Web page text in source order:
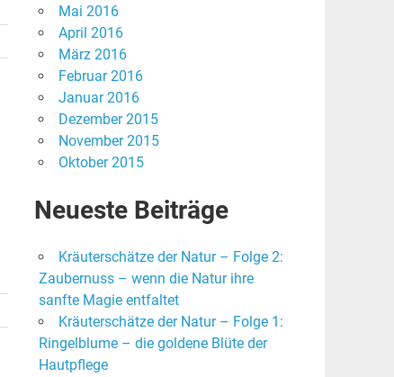
Mai 2016
April 2016
März 2016
Februar 2016
Januar 2016
Dezember 2015
November 2015
Oktober 2015
Neueste Beiträge
Kräuterschätze der Natur – Folge 2:
Zaubernuss – wenn die Natur ihre
sanfte Magie entfaltet
Kräuterschätze der Natur – Folge 1:
Ringelblume – die goldene Blüte der
Hautpflege